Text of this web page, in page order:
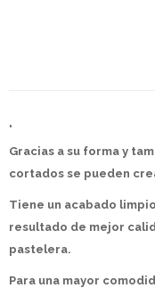
"
Gracias a su forma y
cortados se pueden
Tiene un acabado
resultado de mejor
pastelera.
Para una mayor